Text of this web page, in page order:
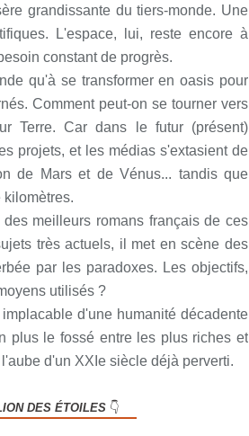
grandissante du tiers-monde. Une
L'espace, lui, reste encore à
constant de progrès.
qu'à se transformer en oasis pour
Comment peut-on se tourner vers
Terre. Car dans le futur (présent)
projets, et les médias s'extasient de
de Mars et de Vénus... tandis que
kilomètres.
meilleurs romans français de ces
très actuels, il met en scène des
par les paradoxes. Les objectifs,
utilisés ?
d'une humanité décadente
plus le fossé entre les plus riches et
d'un XXIe siècle déjà perverti.
DES ÉTOILES 👇